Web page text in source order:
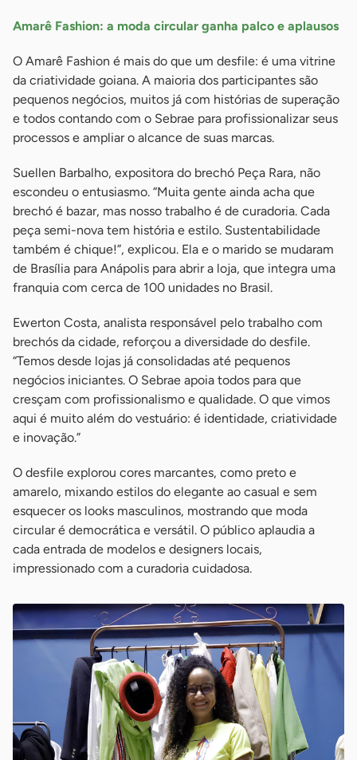
Amarê Fashion: a moda circular ganha palco e aplausos
O Amarê Fashion é mais do que um desfile: é uma vitrine
da criatividade goiana. A maioria dos participantes são
pequenos negócios, muitos já com histórias de superação
e todos contando com o Sebrae para profissionalizar seus
processos e ampliar o alcance de suas marcas.
Suellen Barbalho, expositora do brechó Peça Rara, não
escondeu o entusiasmo. “Muita gente ainda acha que
brechó é bazar, mas nosso trabalho é de curadoria. Cada
peça semi-nova tem história e estilo. Sustentabilidade
também é chique!”, explicou. Ela e o marido se mudaram
de Brasília para Anápolis para abrir a loja, que integra uma
franquia com cerca de 100 unidades no Brasil.
Ewerton Costa, analista responsável pelo trabalho com
brechós da cidade, reforçou a diversidade do desfile.
“Temos desde lojas já consolidadas até pequenos
negócios iniciantes. O Sebrae apoia todos para que
cresçam com profissionalismo e qualidade. O que vimos
aqui é muito além do vestuário: é identidade, criatividade
e inovação.”
O desfile explorou cores marcantes, como preto e
amarelo, mixando estilos do elegante ao casual e sem
esquecer os looks masculinos, mostrando que moda
circular é democrática e versátil. O público aplaudia a
cada entrada de modelos e designers locais,
impressionado com a curadoria cuidadosa.